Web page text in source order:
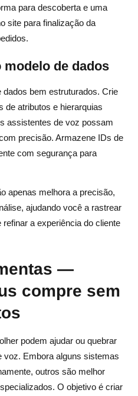
para descoberta e uma
site para finalização da
de dados
bem estruturados. Crie
de atributos e hierarquias
assistentes de voz possam
precisão. Armazene IDs de
com segurança para
apenas melhora a precisão,
ajudando você a rastrear
a experiência do cliente
—
compre sem
podem ajudar ou quebrar
voz. Embora alguns sistemas
outros são melhor
O objetivo é criar